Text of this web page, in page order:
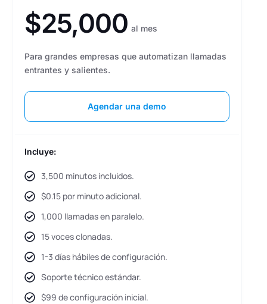
$25,000 al mes
Para grandes empresas que automatizan llamadas
entrantes y salientes.
Agendar una demo
Incluye:
3,500 minutos incluidos.
$0.15 por minuto adicional.
1,000 llamadas en paralelo.
15 voces clonadas.
1-3 días hábiles de configuración.
Soporte técnico estándar.
$99 de configuración inicial.